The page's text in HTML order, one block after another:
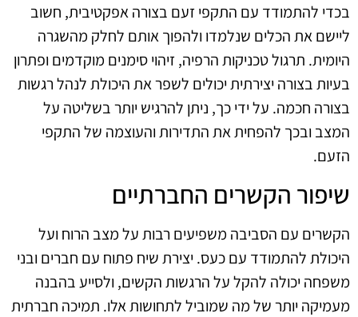
בכדי להתמודד עם התקפי זעם בצורה אפקטיבית, חשוב
ליישם את הכלים שנלמדו ולהפוך אותם לחלק מהשגרה
היומית. תרגול טכניקות הרפיה, זיהוי סימנים מוקדמים ופתרון
בעיות בצורה יצירתית יכולים לשפר את היכולת לנהל רגשות
בצורה חכמה. על ידי כך, ניתן להרגיש יותר בשליטה על
המצב ובכך להפחית את התדירות והעוצמה של התקפי
הזעם.
שיפור הקשרים החברתיים
הקשרים עם הסביבה משפיעים רבות על מצב הרוח ועל
היכולת להתמודד עם כעס. יצירת שיח פתוח עם חברים ובני
משפחה יכולה להקל על הרגשות הקשים, ולסייע בהבנה
מעמיקה יותר של מה שמוביל לתחושות אלו. תמיכה חברתית